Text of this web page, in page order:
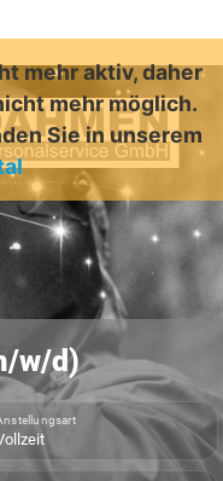
mehr aktiv, daher
mehr möglich.
Sie in unserem
w/d)